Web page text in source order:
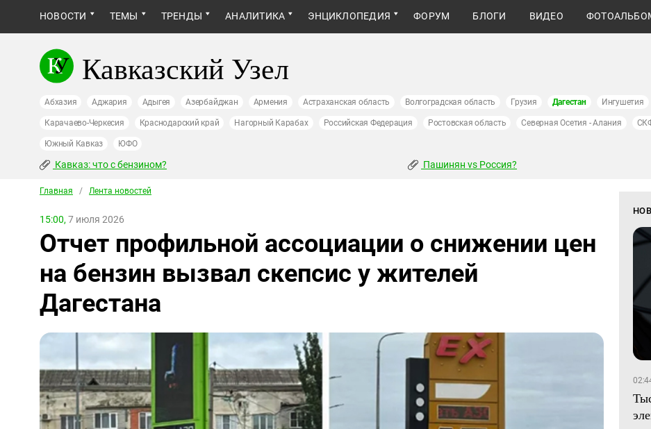
НОВОСТИ ТЕМЫ ТРЕНДЫ АНАЛИТИКА ЭНЦИКЛОПЕДИЯ ФОРУМ БЛОГИ ВИДЕО
Кавказский Узел
Абхазия Аджария Адыгея Азербайджан Армения Астраханская область Волгоградская область Грузия Дагестан Ингушетия
Карачаево-Черкесия Краснодарский край Нагорный Карабах Российская Федерация Ростовская область Северная Осетия - Алания
Южный Кавказ ЮФО
Кавказ: что с бензином? Пашинян vs Россия?
Главная / Лента новостей
15:00, 7 июля 2026
Отчет профильной ассоциации о снижении цен
на бензин вызвал скепсис у жителей
Дагестана